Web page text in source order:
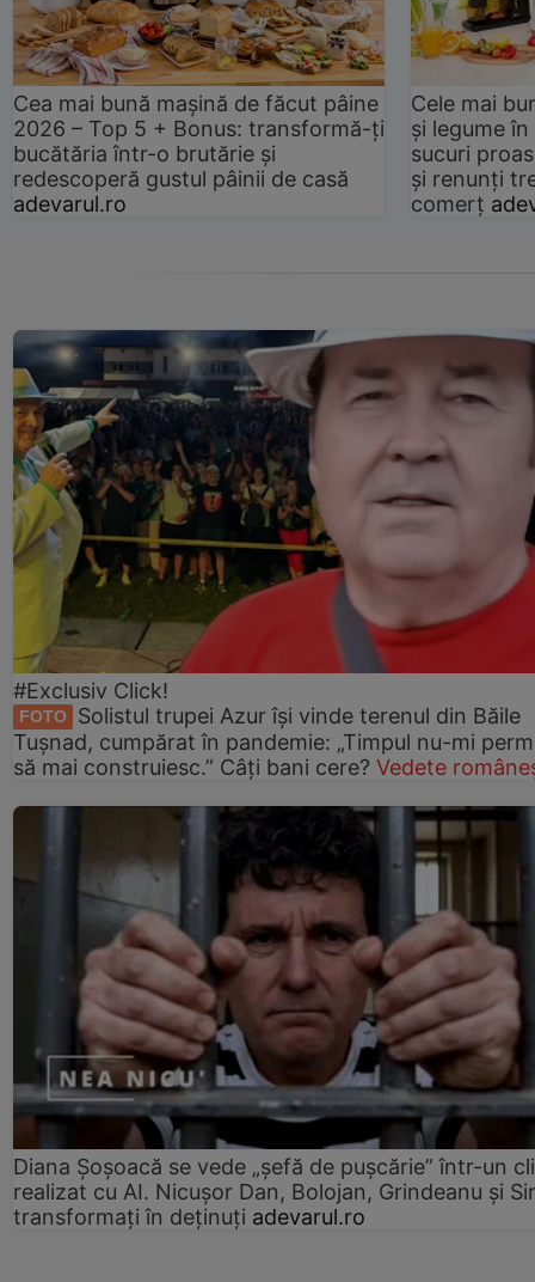
Cea mai bună mașină de făcut pâine
2026 – Top 5 + Bonus: transformă-ți
bucătăria într-o brutărie și
redescoperă gustul pâinii de casă
adevarul.ro
Cele mai
și legume
sucuri
și renunți
comerț
#Exclusiv Click!
FOTO
Solistul trupei Azur își vinde terenul din Băile
Tușnad, cumpărat în pandemie: „Timpul nu-mi
să mai construiesc.” Câți bani cere? Vedete
Diana Șoșoacă se vede „șefă de pușcărie” într-un
realizat cu AI. Nicușor Dan, Bolojan, Grindeanu și
transformați în deținuți adevarul.ro